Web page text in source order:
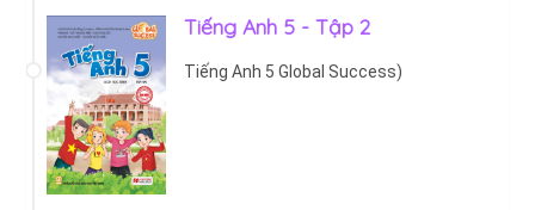
Tiếng Anh 5 - Tập 2
Tiếng Anh 5 Global Success)